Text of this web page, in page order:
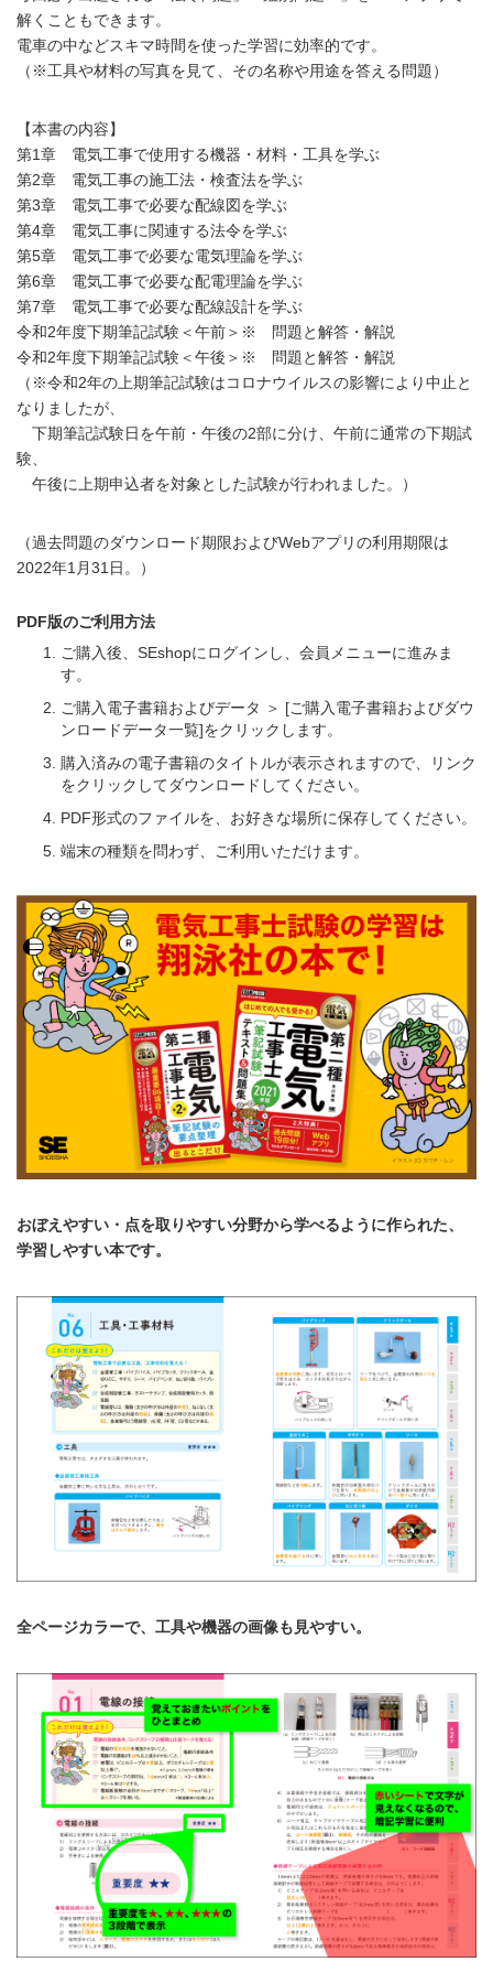
解くこともできます。
電車の中などスキマ時間を使った学習に効率的です。
（※工具や材料の写真を見て、その名称や用途を答える問題）
【本書の内容】
第1章 電気工事で使用する機器・材料・工具を学ぶ
第2章 電気工事の施工法・検査法を学ぶ
第3章 電気工事で必要な配線図を学ぶ
第4章 電気工事に関連する法令を学ぶ
第5章 電気工事で必要な電気理論を学ぶ
第6章 電気工事で必要な配電理論を学ぶ
第7章 電気工事で必要な配線設計を学ぶ
令和2年度下期筆記試験＜午前＞※ 問題と解答・解説
令和2年度下期筆記試験＜午後＞※ 問題と解答・解説
（※令和2年の上期筆記試験はコロナウイルスの影響により中止と
なりましたが、
下期筆記試験日を午前・午後の2部に分け、午前に通常の下期試
験、
午後に上期申込者を対象とした試験が行われました。）
（過去問題のダウンロード期限およびWebアプリの利用期限は
2022年1月31日。）
PDF版のご利用方法
ご購入後、SEshopにログインし、会員メニューに進みま
す。
ご購入電子書籍およびデータ ＞ [ご購入電子書籍およびダウ
ンロードデータ一覧]をクリックします。
購入済みの電子書籍のタイトルが表示されますので、リンク
をクリックしてダウンロードしてください。
PDF形式のファイルを、お好きな場所に保存してください。
端末の種類を問わず、ご利用いただけます。
おぼえやすい・点を取りやすい分野から学べるように作られた、
学習しやすい本です。
全ページカラーで、工具や機器の画像も見やすい。